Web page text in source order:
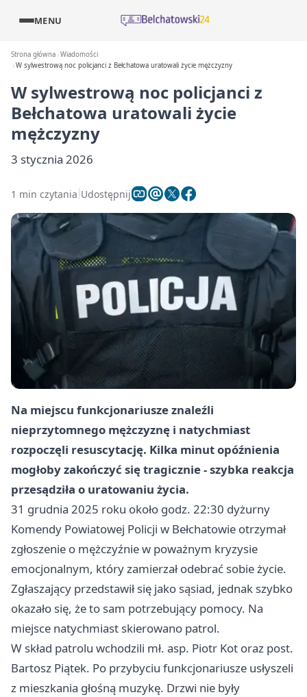
MENU
Strona główna Wiadomości
W sylwestrową noc policjanci z Bełchatowa uratowali życie mężczyzny
W sylwestrową noc policjanci z
Bełchatowa uratowali życie
mężczyzny
3 stycznia 2026
1 min czytania Udostępnij
Na miejscu funkcjonariusze znaleźli
nieprzytomnego mężczyznę i natychmiast
rozpoczęli resuscytację. Kilka minut opóźnienia
mogłoby zakończyć się tragicznie - szybka reakcja
przesądziła o uratowaniu życia.
31 grudnia 2025 roku około godz. 22:30 dyżurny
Komendy Powiatowej Policji w Bełchatowie otrzymał
zgłoszenie o mężczyźnie w poważnym kryzysie
emocjonalnym, który zamierzał odebrać sobie życie.
Zgłaszający przedstawił się jako sąsiad, jednak szybko
okazało się, że to sam potrzebujący pomocy. Na
miejsce natychmiast skierowano patrol.
W skład patrolu wchodzili mł. asp. Piotr Kot oraz post.
Bartosz Piątek. Po przybyciu funkcjonariusze usłyszeli
z mieszkania głośną muzykę. Drzwi nie były